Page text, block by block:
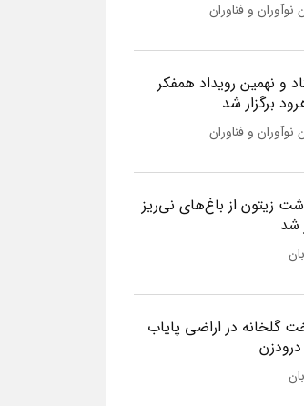
نوآوران و فناوران
و نهمین رویداد همفکر
برگزار شد
نوآوران و فناوران
زیتون از باغ‌های نی‌ریز
شد
گلخانه در اراضی پایاب